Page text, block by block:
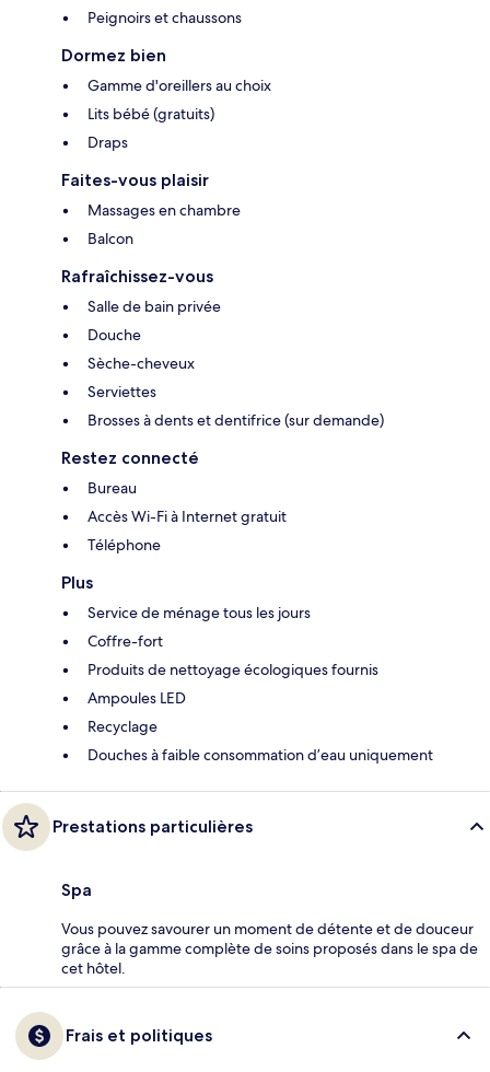
Peignoirs et chaussons
Dormez bien
Gamme d'oreillers au choix
Lits bébé (gratuits)
Draps
Faites-vous plaisir
Massages en chambre
Balcon
Rafraîchissez-vous
Salle de bain privée
Douche
Sèche-cheveux
Serviettes
Brosses à dents et dentifrice (sur demande)
Restez connecté
Bureau
Accès Wi-Fi à Internet gratuit
Téléphone
Plus
Service de ménage tous les jours
Coffre-fort
Produits de nettoyage écologiques fournis
Ampoules LED
Recyclage
Douches à faible consommation d’eau uniquement
Prestations particulières
Spa
Vous pouvez savourer un moment de détente et de douceur
grâce à la gamme complète de soins proposés dans le spa de
cet hôtel.
Frais et politiques